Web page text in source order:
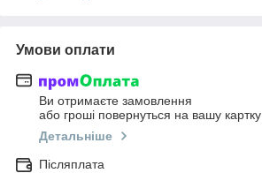
Умови оплати
Ви отримаєте замовлення
або гроші повернуться на вашу картку
Детальніше
Післяплата